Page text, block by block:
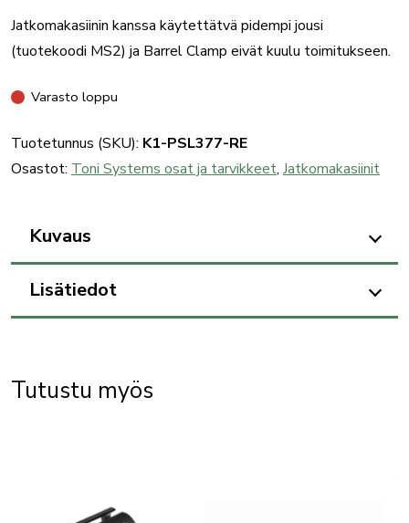
Jatkomakasiinin kanssa käytettätvä pidempi jousi
(tuotekoodi MS2) ja Barrel Clamp eivät kuulu toimitukseen.
Varasto loppu
Tuotetunnus (SKU): K1-PSL377-RE
Osastot: Toni Systems osat ja tarvikkeet, Jatkomakasiinit
Kuvaus
Lisätiedot
Tutustu myös